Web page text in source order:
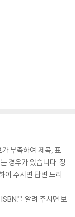
부족하여 제목, 표
경우가 있습니다. 정
여 주시면 답변 드리
을 알려 주시면 보